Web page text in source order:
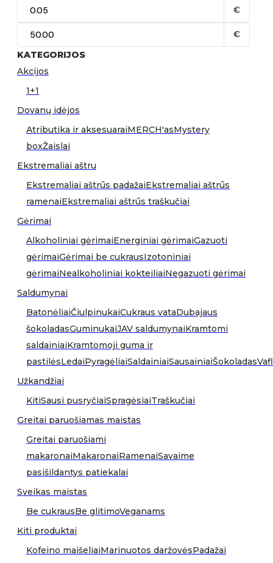
€
€
KATEGORIJOS
Akcijos
1+1
Dovanų idėjos
Atributika ir aksesuaraiMERCH'asMystery
boxŽaislai
Ekstremaliai aštru
Ekstremaliai aštrūs padažaiEkstremaliai aštrūs
ramenaiEkstremaliai aštrūs traškučiai
Gėrimai
Alkoholiniai gėrimaiEnerginiai gėrimaiGazuoti
gėrimaiGėrimai be cukrausIzotoniniai
gėrimaiNealkoholiniai kokteiliaiNegazuoti gėrimai
Saldumynai
BatonėliaiČiulpinukaiCukraus vataDubajaus
šokoladasGuminukaiJAV saldumynaiKramtomi
saldainiaiKramtomoji guma ir
pastilėsLedaiPyragėliaiSaldainiaiSausainiaiŠokoladas
Užkandžiai
KitiSausi pusryčiaiSpragėsiaiTraškučiai
Greitai paruošiamas maistas
Greitai paruošiami
makaronaiMakaronaiRamenaiSavaime
pasišildantys patiekalai
Sveikas maistas
Be cukrausBe glitimoVeganams
Kiti produktai
Kofeino maišeliaiMarinuotos daržovėsPadažai